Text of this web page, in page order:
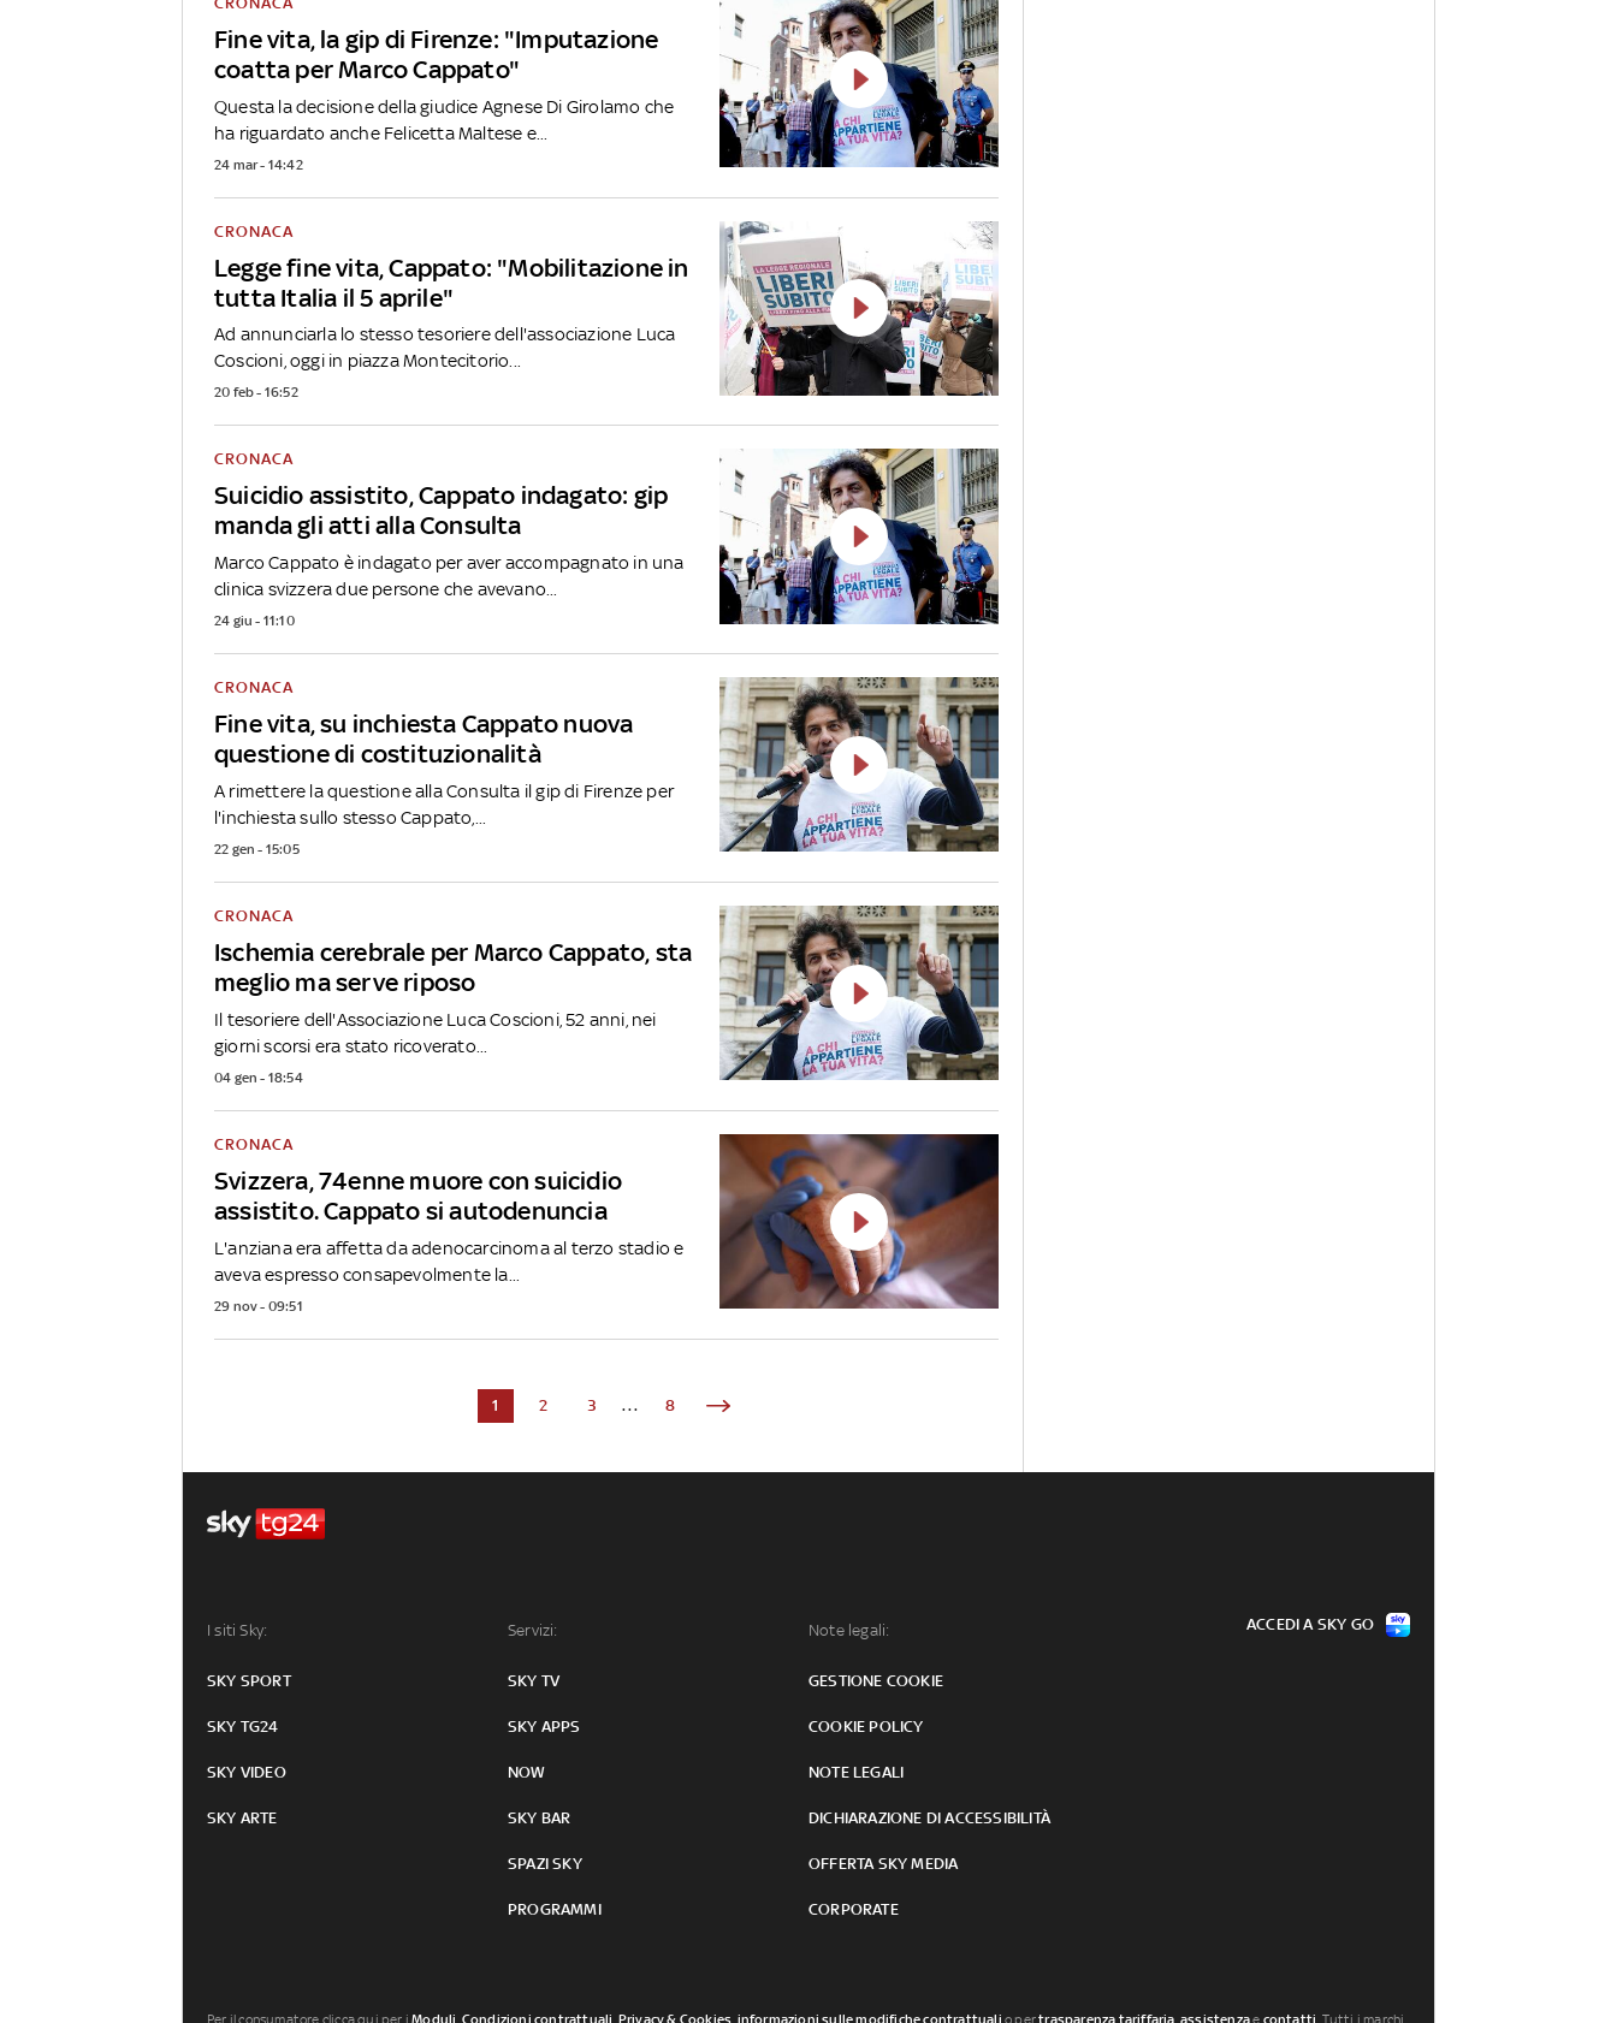
Fine vita, la gip di Firenze: "Imputazione
coatta per Marco Cappato"
Questa la decisione della giudice Agnese Di Girolamo che
ha riguardato anche Felicetta Maltese e...
24 mar - 14:42
Legge fine vita, Cappato: "Mobilitazione in
tutta Italia il 5 aprile"
CRONACA
Ad annunciarla lo stesso tesoriere dell'associazione Luca
Coscioni, oggi in piazza Montecitorio...
20 feb - 16:52
Suicidio assistito, Cappato indagato: gip
manda gli atti alla Consulta
CRONACA
Marco Cappato è indagato per aver accompagnato in una
clinica svizzera due persone che avevano...
24 giu - 11:10
Fine vita, su inchiesta Cappato nuova
questione di costituzionalità
CRONACA
A rimettere la questione alla Consulta il gip di Firenze per
l'inchiesta sullo stesso Cappato,...
22 gen - 15:05
Ischemia cerebrale per Marco Cappato, sta
meglio ma serve riposo
CRONACA
Il tesoriere dell'Associazione Luca Coscioni, 52 anni, nei
giorni scorsi era stato ricoverato...
04 gen - 18:54
Svizzera, 74enne muore con suicidio
assistito. Cappato si autodenuncia
CRONACA
L'anziana era affetta da adenocarcinoma al terzo stadio e
aveva espresso consapevolmente la...
29 nov - 09:51
1 2 3 ... 8
I siti Sky:
SKY SPORT
SKY TG24
SKY VIDEO
SKY ARTE
Servizi:
SKY TV
SKY APPS
NOW
SKY BAR
SPAZI SKY
PROGRAMMI
Note legali:
GESTIONE COOKIE
COOKIE POLICY
NOTE LEGALI
DICHIARAZIONE DI ACCESSIBILITÀ
OFFERTA SKY MEDIA
CORPORATE
ACCEDI A SKY GO
Per il consumatore clicca qui per iModuli, Condizioni contrattuali Privacy & Cookies informazioni sulle modifiche contrattuali o pertrasparenza tariffaria ,assistenzae contatti . Tutti i marchi